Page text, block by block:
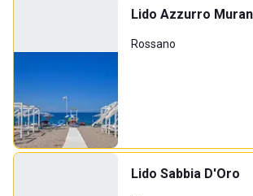
Lido Azzurro
Rossano
Lido Sabbia D'Oro